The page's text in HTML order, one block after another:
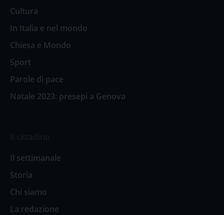
Cultura
In Italia e nel mondo
Chiesa e Mondo
Sport
Parole di pace
Natale 2023: presepi a Genova
Il settimanale
Storia
Chi siamo
La redazione